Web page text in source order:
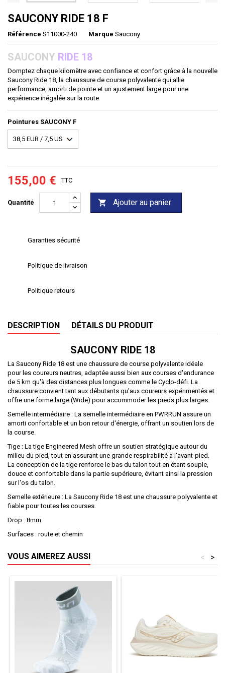
SAUCONY RIDE 18 F
Référence S11000-240 Marque Saucony
SAUCONY RIDE 18
Domptez chaque kilomètre avec confiance et confort grâce à la nouvelle
Saucony Ride 18, la chaussure de course polyvalente qui allie
performance, amorti de pointe et un ajustement large pour une
expérience inégalée sur la route
Pointures SAUCONY F
155,00 € TTC
Quantité  Ajouter au panier
Garanties sécurité
Politique de livraison
Politique retours
DESCRIPTION DÉTAILS DU PRODUIT
SAUCONYRIDE 18
La Saucony Ride 18 est une chaussure de course polyvalente idéale
pour les coureurs neutres, adaptée aussi bien aux courses d'endurance
de 5 km qu'à des distances plus longues comme le Cyclo-défi. La
chaussure convient tant aux débutants qu'aux coureurs expérimentés et
offre une forme large (Wide) pour accommoder les pieds plus larges.
Semelle intermédiaire : La semelle intermédiaire en PWRRUN assure un
amorti confortable et un bon retour d'énergie, offrant un soutien lors de
la course.
Tige : La tige Engineered Mesh offre un soutien stratégique autour du
milieu du pied, tout en assurant une grande respirabilité à l'avant-pied.
La conception de la tige renforce le bas du talon tout en étant souple,
douce et confortable dans la partie supérieure, évitant ainsi la pression
sur l'os du talon.
Semelle extérieure : La Saucony Ride 18 est une chaussure polyvalente et
fiable pour toutes les courses.
Drop : 8mm
Surfaces : route et chemin
VOUS AIMEREZ AUSSI >
<